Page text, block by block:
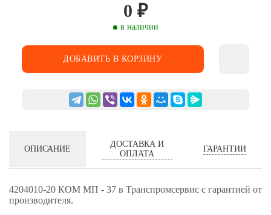
0 ₽
в наличии
ДОБАВИТЬ В КОРЗИНУ
ОПИСАНИЕ
ДОСТАВКА И
ОПЛАТА
ГАРАНТИИ
4204010-20 КОМ МП - 37 в Транспромсервис с гарантией от
производителя.